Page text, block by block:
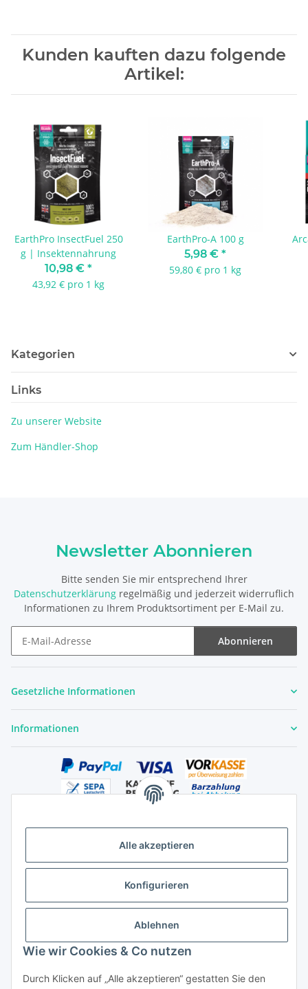
Alle akzeptieren
Konfigurieren
Ablehnen
Wie wir Cookies & Co nutzen
Durch Klicken auf „Alle akzeptieren“ gestatten Sie den
Kunden kauften dazu folgende
Artikel:
EarthPro InsectFuel 250
g | Insektennahrung
10,98 € *
43,92 € pro 1 kg
EarthPro-A 100 g
5,98 € *
59,80 € pro 1 kg
Kategorien
Links
Zu unserer Website
Zum Händler-Shop
Newsletter Abonnieren
Bitte senden Sie mir entsprechend Ihrer
Datenschutzerklärung regelmäßig und jederzeit widerruflich
Informationen zu Ihrem Produktsortiment per E-Mail zu.
Abonnieren
Gesetzliche Informationen
Informationen